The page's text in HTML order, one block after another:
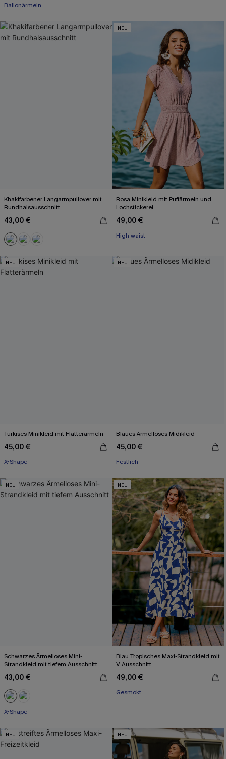
Ballonärmeln
Khakifarbener Langarmpullover mit
Rundhalsausschnitt
43,00 €
NEU
Rosa Minikleid mit Puffärmeln und
Lochstickerei
49,00 €
High waist
NEU
Türkises Minikleid mit Flatterärmeln
45,00 €
X-Shape
NEU
Blaues Ärmelloses Midikleid
45,00 €
Festlich
NEU
Schwarzes Ärmelloses Mini-
Strandkleid mit tiefem Ausschnitt
43,00 €
X-Shape
NEU
Blau Tropisches Maxi-Strandkleid mit
V-Ausschnitt
49,00 €
Gesmokt
NEU NEU